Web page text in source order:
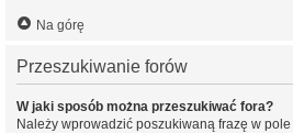
Na górę
Przeszukiwanie forów
W jaki sposób można przeszukiwać fora?
Należy wprowadzić poszukiwaną frazę w